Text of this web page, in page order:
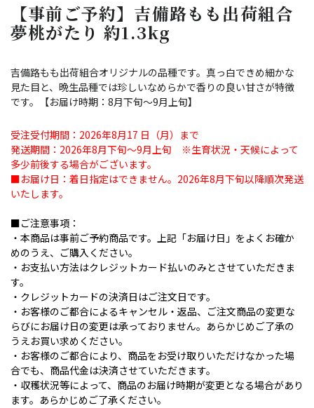
【事前ご予約】吉備路もも出荷組合
夢桃がたり 約1.3kg
吉備路もも出荷組合オリジナルの品種です。真っ白できめ細かな
見た目と、晩生品種では珍しいなめらかで香りの良い甘さが特徴
です。【お届け時期：8月下旬～9月上旬】
受注受付期間：2026年8月17 日（月）まで
発送期間：2026年8月下旬～9月上旬 ※生育状況・天候によって
多少前後する場合がございます。
■お届け日：着日指定はできません。2026年8月下旬以降順次発送
いたします。
■ご注意事項：
・本商品は事前ご予約商品です。上記「お届け日」をよくお確か
めのうえ、ご購入ください。
・お支払い方法はクレジットカード払いのみとさせていただきま
す。
・クレジットカードの決済日はご注文日です。
・お客様のご都合によるキャンセル・返品、ご注文商品の変更な
らびにお届け日の変更は承っておりません。あらかじめご了承の
うえお買い求めください。
・お客様のご都合により、商品をお受け取りいただけなかった場
合でも、商品代金は決済させていただきます。
・収穫状況等によって、商品のお届け時期が変更となる場合があり
ます。あらかじめご了承ください。